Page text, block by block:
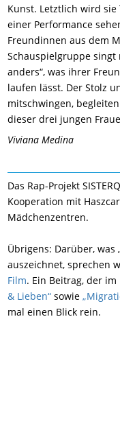
Kunst. Letztlich wird
einer Performance
Freundinnen aus dem
Schauspielgruppe singt
anders“, was ihrer
laufen lässt. Der Stolz
mitschwingen,
dieser drei jungen
Viviana Medina
Das Rap-Projekt
Kooperation mit
Mädchenzentren.
Übrigens: Darüber, was
auszeichnet, sprechen
Film. Ein Beitrag, der
& Lieben“ sowie
mal einen Blick rein.